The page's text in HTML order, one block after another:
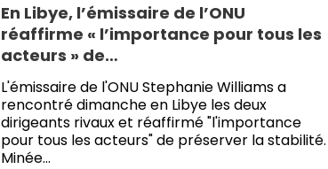
En Libye, l’émissaire de l’ONU
réaffirme « l’importance pour tous les
acteurs » de…
L'émissaire de l'ONU Stephanie Williams a
rencontré dimanche en Libye les deux
dirigeants rivaux et réaffirmé "l'importance
pour tous les acteurs" de préserver la stabilité.
Minée…